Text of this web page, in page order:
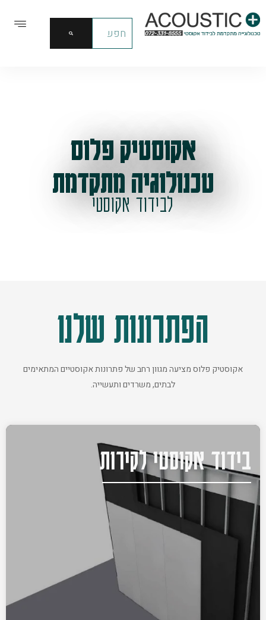
אקוסטיק פלוס
טכנולוגיה מתקדמת
לבידוד אקוסטי
הפתרונות שלנו
אקוסטיק פלוס מציעה מגוון רחב של פתרונות אקוסטיים המתאימים
לבתים, משרדים ותעשייה.
בידוד אקוסטי לקירות